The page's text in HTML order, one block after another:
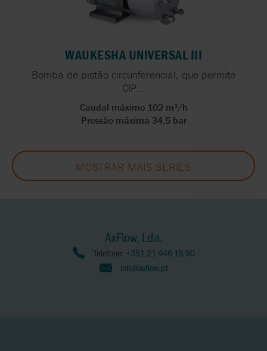
WAUKESHA UNIVERSAL III
Bomba de pistão circunferencial, que permite
CIP...
Caudal máximo 102 m³/h
Pressão máxima 34,5 bar
MOSTRAR MAIS SERIES
AxFlow, Lda.
Telefone: +351 21 446 15 90
info@axflow.pt